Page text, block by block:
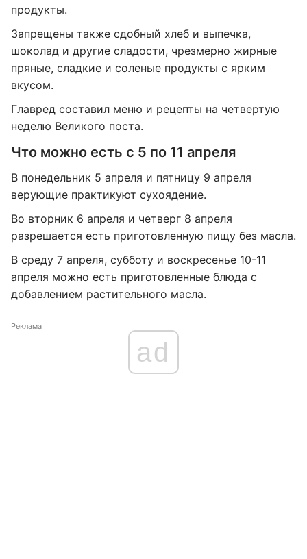
продукты.
Запрещены также сдобный хлеб и выпечка,
шоколад и другие сладости, чрезмерно жирные
пряные, сладкие и соленые продукты с ярким
вкусом.
Главред составил меню и рецепты на четвертую
неделю Великого поста.
Что можно есть с 5 по 11 апреля
В понедельник 5 апреля и пятницу 9 апреля
верующие практикуют сухоядение.
Во вторник 6 апреля и четверг 8 апреля
разрешается есть приготовленную пищу без масла.
В среду 7 апреля, субботу и воскресенье 10-11
апреля можно есть приготовленные блюда с
добавлением растительного масла.
Реклама
ad